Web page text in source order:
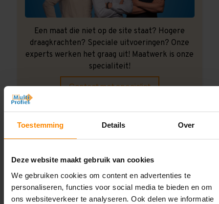
Toestemming Details Over
Deze website maakt gebruik van cookies
We gebruiken cookies om content en advertenties te
personaliseren, functies voor social media te bieden en om
ons websiteverkeer te analyseren. Ook delen we informatie
Een maat die niet op de site staat? Hogere
draagkrachten? Speciale uitvoeringen? Onze
experts werken het graag uit! Maatwerk is onze
specialiteit!
Contact met specialist
Montage uitbesteden?